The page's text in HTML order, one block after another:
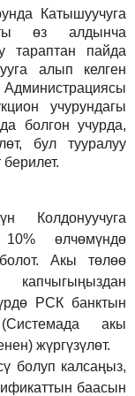
Катышуучуга
өз алдынча
тараптан пайда
алып келген
учурундагы
болгон учурда,
бул тууралуу
Колдонуучуга
өлчөмүндө
Акы төлөө
РСК банктын
акы
жүргүзүлөт.
болуп калсаңыз,
баасын